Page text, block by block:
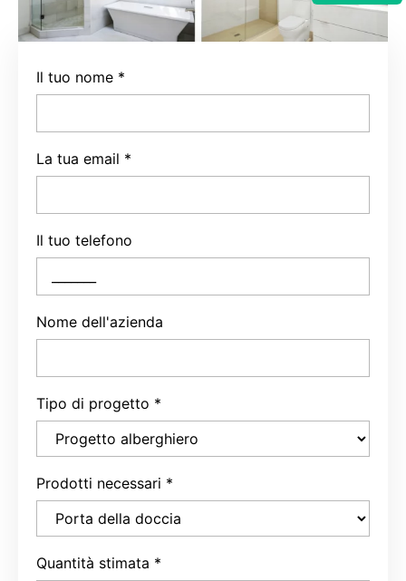
Il tuo nome *
La tua email *
Il tuo telefono
Nome dell'azienda
Tipo di progetto *
Prodotti necessari *
Quantità stimata *